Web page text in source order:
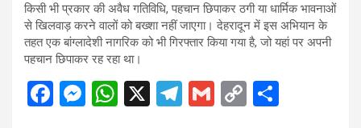
किसी भी प्रकार की अवैध गतिविधि, पहचान छिपाकर ठगी या धार्मिक भावनाओं
से खिलवाड़ करने वालों को बख्शा नहीं जाएगा। देहरादून में इस अभियान के
तहत एक बांग्लादेशी नागरिक को भी गिरफ्तार किया गया है, जो यहां पर अपनी
पहचान छिपाकर रह रहा था।
F
M W X
T
G
C